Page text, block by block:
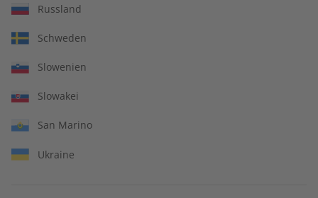
Großer Sprachteil mit Grammatik- und Wortschatzübungen
Russland
Schweden
Slowenien
Slowakei
San Marino
Ukraine